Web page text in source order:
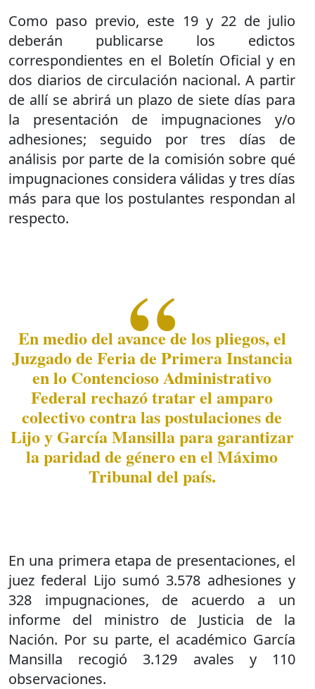
Como paso previo, este 19 y 22 de julio
deberán publicarse los edictos
correspondientes en el Boletín Oficial y en
dos diarios de circulación nacional. A partir
de allí se abrirá un plazo de siete días para
la presentación de impugnaciones y/o
adhesiones; seguido por tres días de
análisis por parte de la comisión sobre qué
impugnaciones considera válidas y tres días
más para que los postulantes respondan al
respecto.
En medio del avance de los pliegos, el
Juzgado de Feria de Primera Instancia
en lo Contencioso Administrativo
Federal rechazó tratar el amparo
colectivo contra las postulaciones de
Lijo y García Mansilla para garantizar
la paridad de género en el Máximo
Tribunal del país.
En una primera etapa de presentaciones, el
juez federal Lijo sumó 3.578 adhesiones y
328 impugnaciones, de acuerdo a un
informe del ministro de Justicia de la
Nación. Por su parte, el académico García
Mansilla recogió 3.129 avales y 110
observaciones.